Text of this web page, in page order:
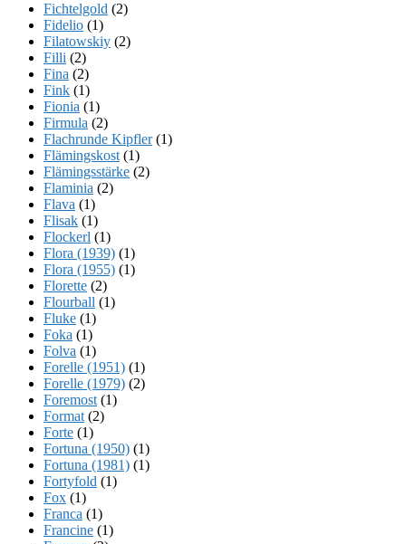
Fichtelgold (2)
Fidelio (1)
Filatowskiy (2)
Filli (2)
Fina (2)
Fink (1)
Fionia (1)
Firmula (2)
Flachrunde Kipfler(1)
Flämingskost (1)
Flämingsstärke (2)
Flaminia (2)
Flava (1)
Flisak (1)
Flockerl (1)
Flora (1939) (1)
Flora (1955) (1)
Florette (2)
Flourball (1)
Fluke (1)
Foka (1)
Folva (1)
Forelle (1951) (1)
Forelle (1979) (2)
Foremost (1)
Format (2)
Forte (1)
Fortuna (1950) (1)
Fortuna (1981) (1)
Fortyfold (1)
Fox (1)
Franca (1)
Francine (1)